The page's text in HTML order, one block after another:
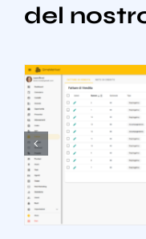
del